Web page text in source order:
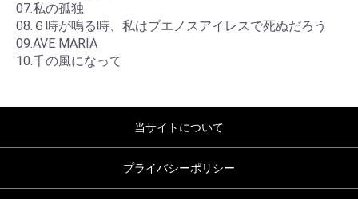
07.私の孤独
08.６時が鳴る時、私はブエノスアイレスで死ぬだろう
09.AVE MARIA
10.千の風になって
当サイトについて
プライバシーポリシー